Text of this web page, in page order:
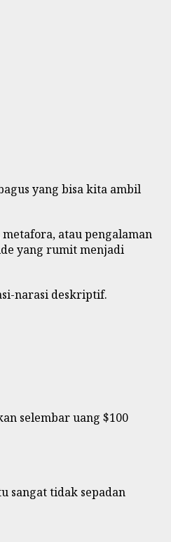
yang bisa kita ambil
atau pengalaman
yang rumit menjadi
narasi deskriptif.
selembar uang $100
sangat tidak sepadan